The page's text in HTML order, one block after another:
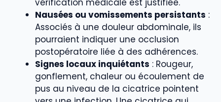
Nausées ou vomissements persistants :
Associés à une douleur abdominale, ils
pourraient indiquer une occlusion
postopératoire liée à des adhérences.
Signes locaux inquiétants : Rougeur,
gonflement, chaleur ou écoulement de
pus au niveau de la cicatrice pointent